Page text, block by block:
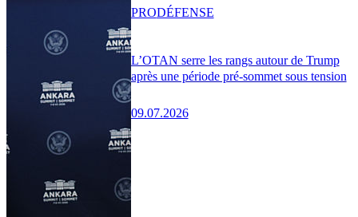
L’OTAN serre les rangs autour de Trump
après une période pré-sommet sous tension
09.07.2026
PRODÉFENSE